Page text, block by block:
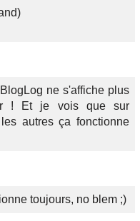
ne s'affiche plus
! Et je vois que sur
autres ça fonctionne
toujours, no blem ;)